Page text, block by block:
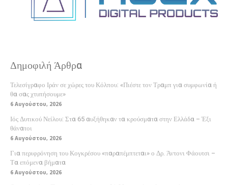
Δημοφιλή Άρθρα
Τελεσίγραφο Ιράν σε χώρες του Κόλπου: «Πιέστε τον Τραμπ για συμφωνία ή
θα σας χτυπήσουμε»
6 Αυγούστου, 2026
Ιός Δυτικού Νείλου: Στα 65 αυξήθηκαν τα κρούσματα στην Ελλάδα – Έξι
θάνατοι
6 Αυγούστου, 2026
Για περιφρόνηση του Κογκρέσου «παραπέμπτεται» ο Δρ. Άντονι Φάουτσι –
Τα επόμενα βήματα
6 Αυγούστου, 2026